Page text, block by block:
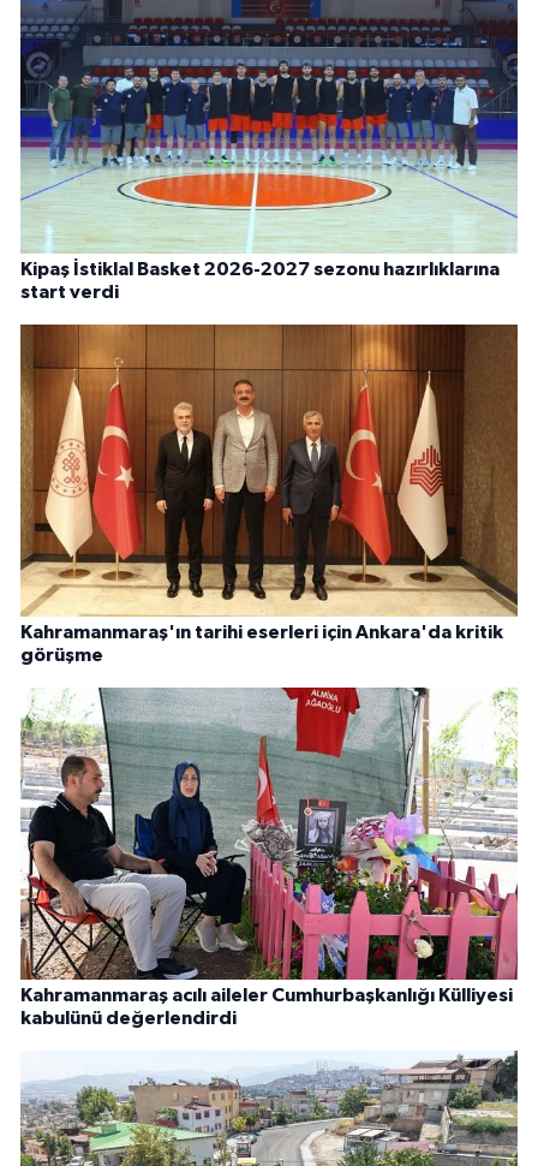
Kipaş İstiklal Basket 2026-2027 sezonu hazırlıklarına
start verdi
Kahramanmaraş'ın tarihi eserleri için Ankara'da kritik
görüşme
Kahramanmaraş acılı aileler Cumhurbaşkanlığı Külliyesi
kabulünü değerlendirdi